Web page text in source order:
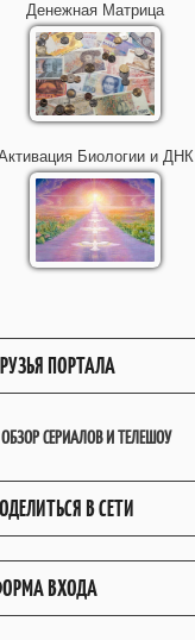
Денежная Матрица
Биологии и ДНК
ПОРТАЛА
ОБЗОР СЕРИАЛОВ И ТЕЛЕШОУ
В СЕТИ
ВХОДА